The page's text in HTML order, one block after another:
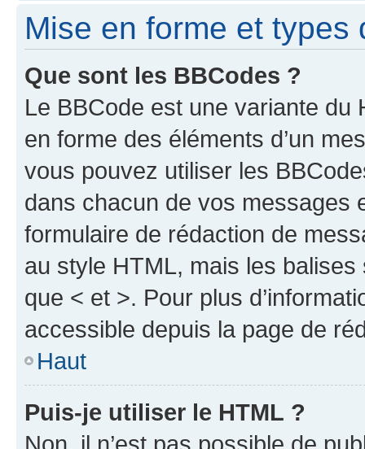
Mise en forme et types
Que sont les BBCodes ?
Le BBCode est une variante du
en forme des éléments d’un
vous pouvez utiliser les
dans chacun de vos messages
formulaire de rédaction de
au style HTML, mais les
que < et >. Pour plus
accessible depuis la page de
Haut
Puis-je utiliser le HTML ?
Non, il n’est pas possible de